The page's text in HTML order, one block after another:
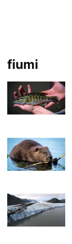
fiumi